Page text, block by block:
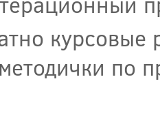
по